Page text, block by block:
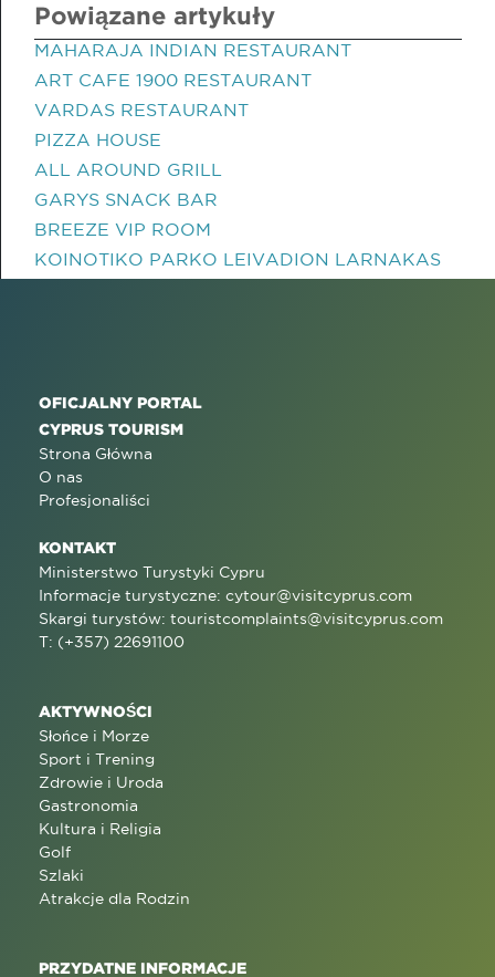
Powiązane artykuły
MAHARAJA INDIAN RESTAURANT
ART CAFE 1900 RESTAURANT
VARDAS RESTAURANT
PIZZA HOUSE
ALL AROUND GRILL
GARYS SNACK BAR
BREEZE VIP ROOM
KOINOTIKO PARKO LEIVADION LARNAKAS
OFICJALNY PORTAL
CYPRUS TOURISM
Strona Główna
O nas
Profesjonaliści
KONTAKT
Ministerstwo Turystyki Cypru
Informacje turystyczne: cytour@visitcyprus.com
Skargi turystów: touristcomplaints@visitcyprus.com
T: (+357) 22691100
AKTYWNOŚCI
Słońce i Morze
Sport i Trening
Zdrowie i Uroda
Gastronomia
Kultura i Religia
Golf
Szlaki
Atrakcje dla Rodzin
PRZYDATNE INFORMACJE